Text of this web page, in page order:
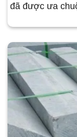
đã được ưa